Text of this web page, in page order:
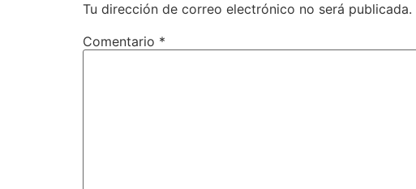
Tu dirección de correo electrónico no será publicada.
Comentario *